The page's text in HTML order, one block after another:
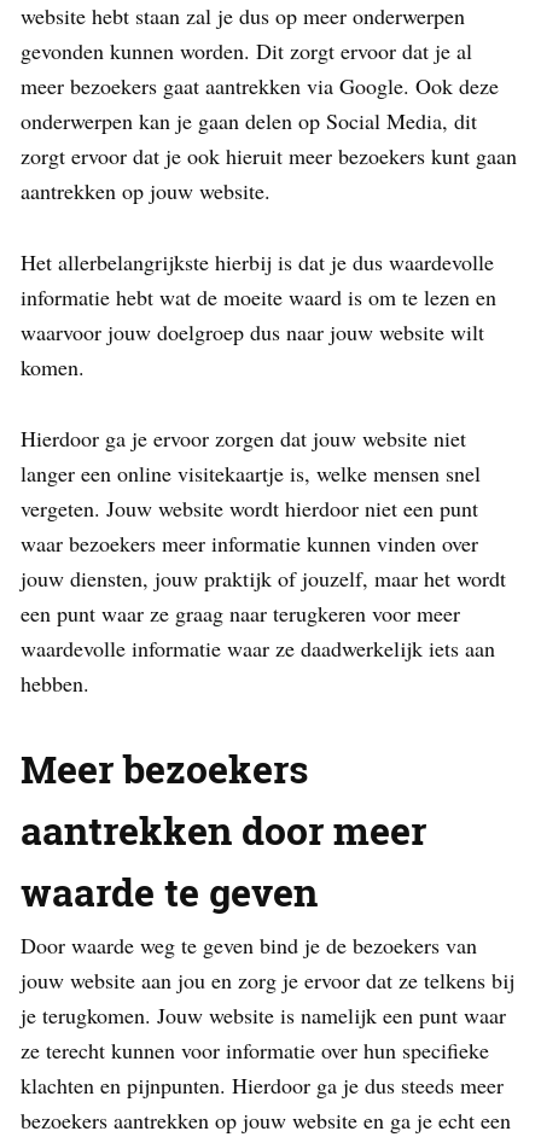
website hebt staan zal je dus op meer onderwerpen
gevonden kunnen worden. Dit zorgt ervoor dat je al
meer bezoekers gaat aantrekken via Google. Ook deze
onderwerpen kan je gaan delen op Social Media, dit
zorgt ervoor dat je ook hieruit meer bezoekers kunt gaan
aantrekken op jouw website.
Het allerbelangrijkste hierbij is dat je dus waardevolle
informatie hebt wat de moeite waard is om te lezen en
waarvoor jouw doelgroep dus naar jouw website wilt
komen.
Hierdoor ga je ervoor zorgen dat jouw website niet
langer een online visitekaartje is, welke mensen snel
vergeten. Jouw website wordt hierdoor niet een punt
waar bezoekers meer informatie kunnen vinden over
jouw diensten, jouw praktijk of jouzelf, maar het wordt
een punt waar ze graag naar terugkeren voor meer
waardevolle informatie waar ze daadwerkelijk iets aan
hebben.
Meer bezoekers
aantrekken door meer
waarde te geven
Door waarde weg te geven bind je de bezoekers van
jouw website aan jou en zorg je ervoor dat ze telkens bij
je terugkomen. Jouw website is namelijk een punt waar
ze terecht kunnen voor informatie over hun specifieke
klachten en pijnpunten. Hierdoor ga je dus steeds meer
bezoekers aantrekken op jouw website en ga je echt een